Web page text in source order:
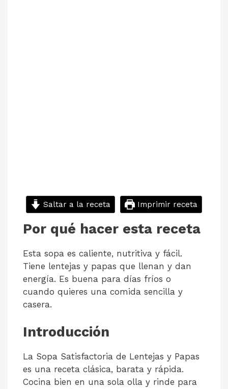
Saltar a la receta Imprimir receta
Por qué hacer esta receta
Esta sopa es caliente, nutritiva y fácil.
Tiene lentejas y papas que llenan y dan
energía. Es buena para días fríos o
cuando quieres una comida sencilla y
casera.
Introducción
La Sopa Satisfactoria de Lentejas y Papas
es una receta clásica, barata y rápida.
Cocina bien en una sola olla y rinde para